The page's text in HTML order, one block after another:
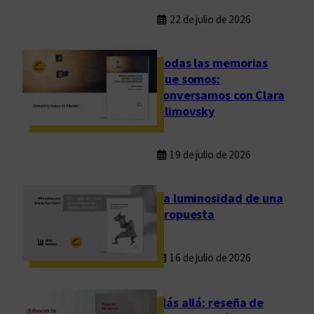
22 de julio de 2026
Todas las memorias
que somos:
conversamos con Clara
Klimovsky
19 de julio de 2026
La luminosidad de una
propuesta
16 de julio de 2026
Más allá: reseña de